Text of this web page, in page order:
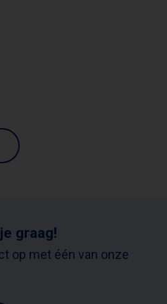
graag!
op met één van onze